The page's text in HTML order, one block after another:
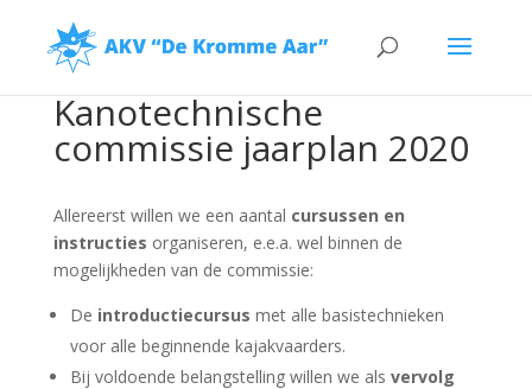
Kanotechnische
commissie jaarplan 2020
Allereerst willen we een aantal cursussen en
instructies organiseren, e.e.a. wel binnen de
mogelijkheden van de commissie:
De introductiecursus met alle basistechnieken
voor alle beginnende kajakvaarders.
Bij voldoende belangstelling willen we als vervolg